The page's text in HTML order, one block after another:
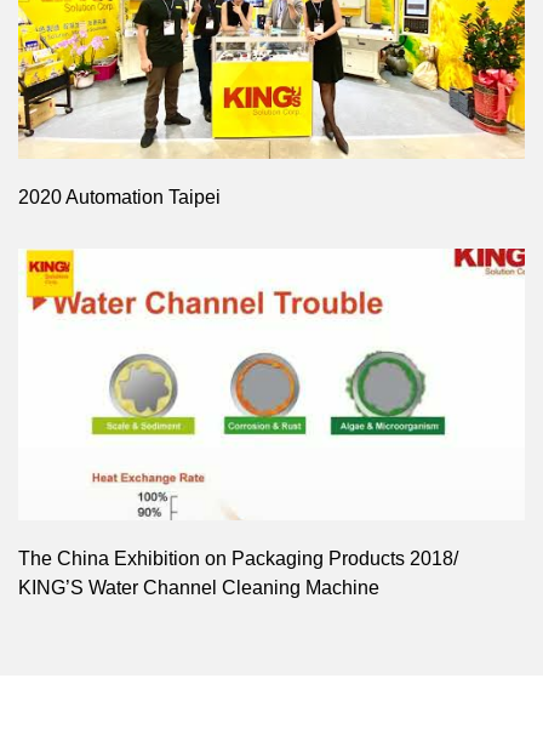
2020 Automation Taipei
The China Exhibition on Packaging Products 2018/
KING’S Water Channel Cleaning Machine